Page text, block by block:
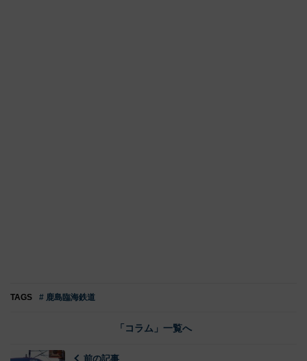
TAGS # 鹿島臨海鉄道
「コラム」一覧へ
前の記事